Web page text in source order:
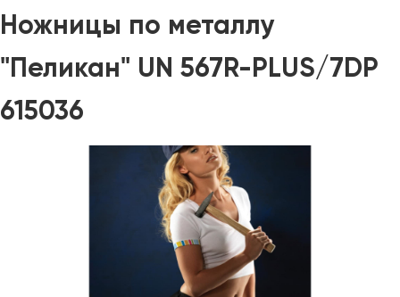
Ножницы по металлу
"Пеликан" UN 567R-PLUS/7DP
615036